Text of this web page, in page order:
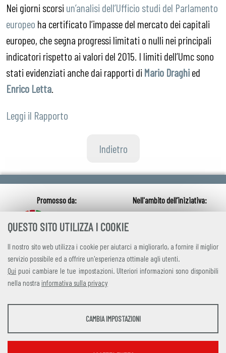
QUESTO SITO UTILIZZA I COOKIE
Il nostro sito web utilizza i cookie per aiutarci a migliorarlo, a fornire il miglior
servizio possibile ed a offrire un'esperienza ottimale agli utenti.
Qui puoi cambiare le tue impostazioni. Ulteriori informazioni sono disponibili
nella nostra informativa sulla privacy
STATISTICHE
CAMBIA IMPOSTAZIONI
Nei giorni scorsi un’analisi dell’Ufficio studi del Parlamento
europeo ha certificato l’impasse del mercato dei capitali
europeo, che segna progressi limitati o nulli nei principali
indicatori rispetto ai valori del 2015. I limiti dell’Umc sono
stati evidenziati anche dai rapporti di Mario Draghied
Enrico Letta
Leggi il Rapporto
Indietro
credits|privacy|contatti
Alleanza Italiana per lo Sviluppo Sostenibile
Via Farini 17, 00185 Roma C.F. 97893090585 P.IVA 14610671001